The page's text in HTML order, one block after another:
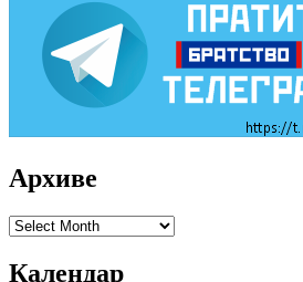
Архиве
Архиве
Календар